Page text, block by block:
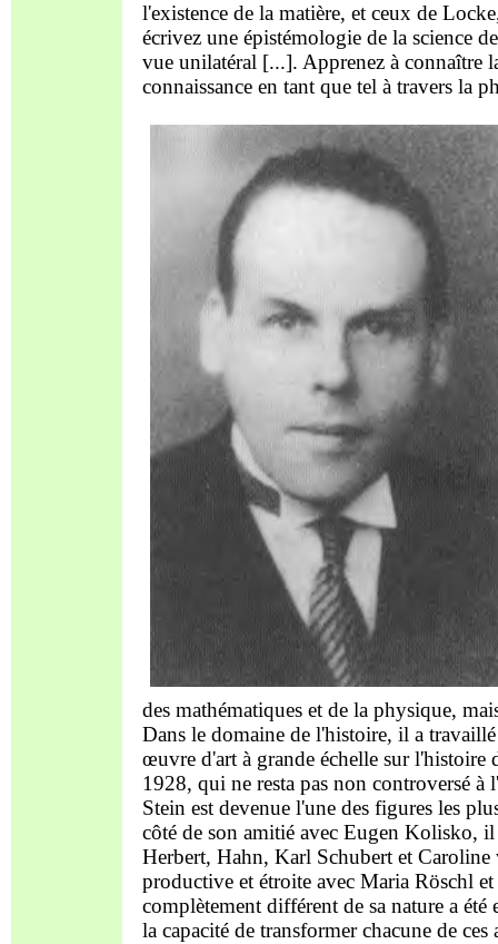
l'existence de la matière, et ceux de
écrivez une épistémologie de la science
vue unilatéral [...]. Apprenez à connaître
connaissance en tant que tel à travers la
des mathématiques et de la physique,
Dans le domaine de l'histoire, il a
œuvre d'art à grande échelle sur
1928, qui ne resta pas non controversé
Stein est devenue l'une des figures les
côté de son amitié avec Eugen Kolisko, il
Herbert, Hahn, Karl Schubert et
productive et étroite avec Maria Röschl
complètement différent de sa nature a été
la capacité de transformer chacune de